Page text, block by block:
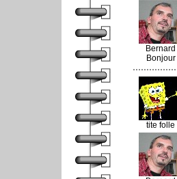
Bernard
Bonjour
tite folle